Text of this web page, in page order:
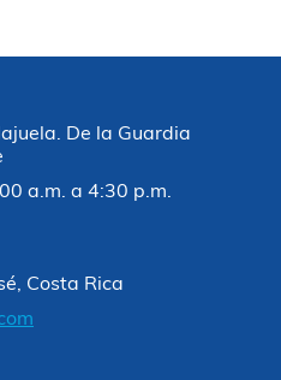
De la Guardia
a.m. a 4:30 p.m.
Costa Rica